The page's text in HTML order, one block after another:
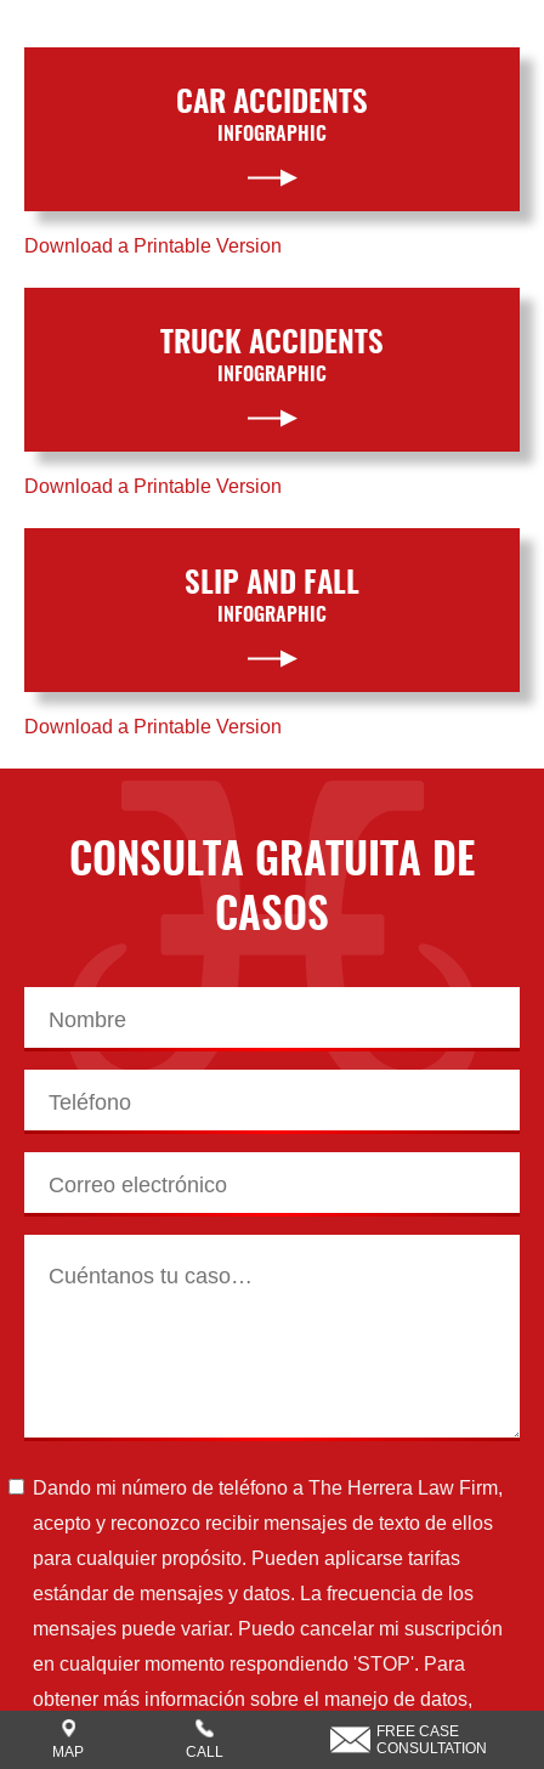
CAR ACCIDENTS
INFOGRAPHIC
Download a Printable Version
TRUCK ACCIDENTS
INFOGRAPHIC
Download a Printable Version
SLIP AND FALL
INFOGRAPHIC
Download a Printable Version
CONSULTA GRATUITA DE
CASOS
Dando mi número de teléfono a The Herrera Law Firm,
acepto y reconozco recibir mensajes de texto de ellos
para cualquier propósito. Pueden aplicarse tarifas
estándar de mensajes y datos. La frecuencia de los
mensajes puede variar. Puedo cancelar mi suscripción
en cualquier momento respondiendo 'STOP'. Para
obtener más información sobre el manejo de datos,
visite
https://www.herreralaw.com/espanol/politica-de-
MAP CALL
FREE CASE
CONSULTATION